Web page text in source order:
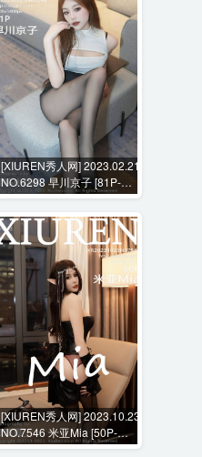
[XIUREN秀人网] 2023.02.21
NO.6298 早川京子 [81P-
760MB]
[XIUREN秀人网] 2023.10.23
NO.7546 米亚Mia [50P-
459MB]